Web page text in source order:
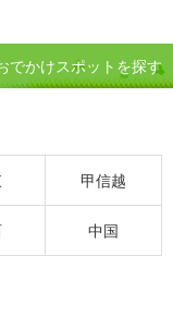
でかけスポットを探す
甲信越
中国